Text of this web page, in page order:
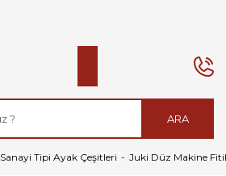
ARA
Sanayi Tipi Ayak Çeşitleri Juki Düz Makine